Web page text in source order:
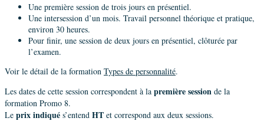
Une première session de trois jours en présentiel.
Une intersession d’un mois. Travail personnel théorique et pratique,
environ 30 heures.
Pour finir, une session de deux jours en présentiel, clôturée par
l’examen.
Voir le détail de la formation Types de personnalité.
Les dates de cette session correspondent à la première session de la
formation Promo 8.
Le prix indiqué s’entend HT et correspond aux deux sessions.